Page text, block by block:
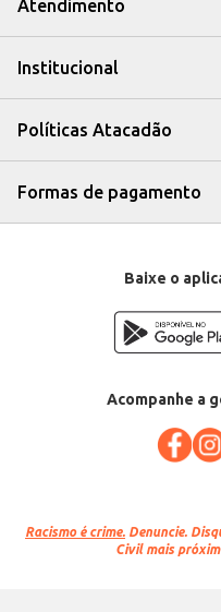
Atendimento
Institucional
Políticas Atacadão
Formas de pagamento
Baixe o
Acompanhe a
Racismo é crime. Denuncie.
Civil mais